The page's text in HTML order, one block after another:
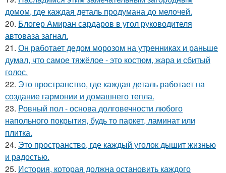
домом, где каждая деталь продумана до мелочей.
20. Блогер Амиран сардаров в угол руководителя
автоваза загнал.
21. Он работает дедом морозом на утренниках и раньше
думал, что самое тяжёлое - это костюм, жара и сбитый
голос.
22. Это пространство, где каждая деталь работает на
создание гармонии и домашнего тепла.
23. Ровный пол - основа долговечности любого
напольного покрытия, будь то паркет, ламинат или
плитка.
24. Это пространство, где каждый уголок дышит жизнью
и радостью.
25. История, которая должна остановить каждого